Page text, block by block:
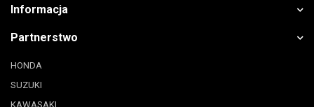
Informacja
Partnerstwo
HONDA
SUZUKI
KAWASAKI